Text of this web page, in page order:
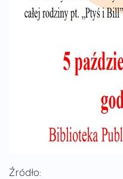
Źródło: